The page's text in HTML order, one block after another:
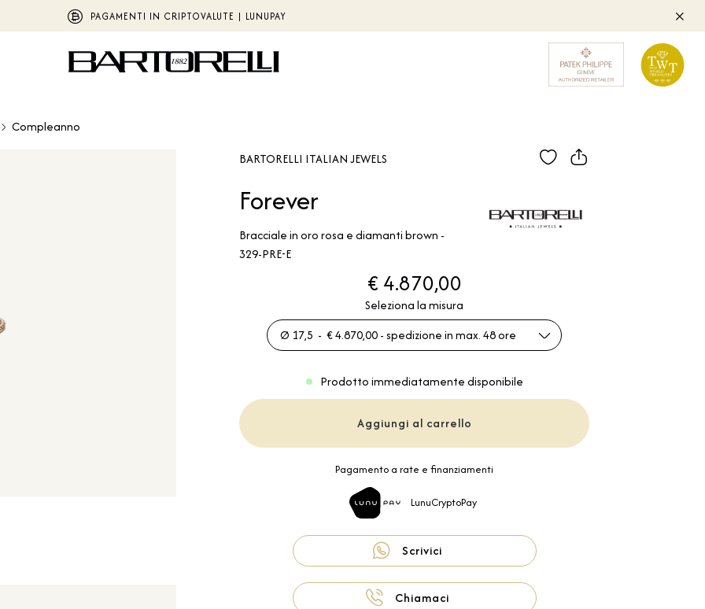
PAGAMENTI IN CRIPTOVALUTE | LUNUPAY
Compleanno
BARTORELLI ITALIAN JEWELS
Forever
Bracciale in oro rosa e diamanti brown -
329-PRE-E
€ 4.870,00
Seleziona la misura
Ø 17,5 - € 4.870,00 - spedizione in max. 48 ore
Prodotto immediatamente disponibile
Aggiungi al carrello
Pagamento a rate e finanziamenti
LunuCryptoPay
Scrivici
Chiamaci